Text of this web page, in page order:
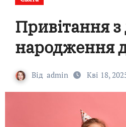
Привітання
народження
Від admin Кві 18,